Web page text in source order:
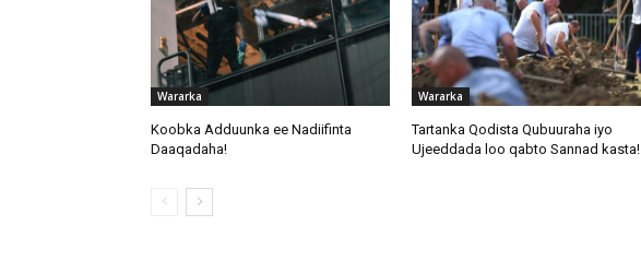
Wararka
Koobka Adduunka ee Nadiifinta
Daaqadaha!
Wararka
Tartanka Qodista Qubuuraha iyo
Ujeeddada loo qabto Sannad kasta!